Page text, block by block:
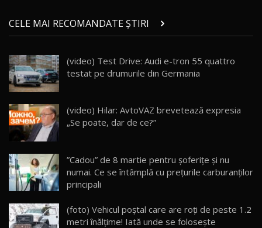
21
Micul BYD Dolphin Surf / Test Drive
AutoBlog.MD
16:59
22
Noua Mazda 6e / Test Drive AutoBlog.MD
26:59
23
Lynk & Co 01 / Test Drive AutoBlog.MD
25:19
24
ZEEKR 009: Cel mai Performant și Confortabil
Van Electric Testat în Moldova / AutoBlog.MD
26:38
25
mai Exclusiv și Puternic Defender Testat în
Moldova
32:21
CELE MAI RECOMANDATE ȘTIRI
(video) Test Drive: Audi e-tron 55 quattro
testat pe drumurile din Germania
(video) Hilar: AvtoVAZ brevetează expresia
„Se poate, dar de ce?”
”Cadou” de 8 martie pentru șoferițe și nu
numai. Ce se întâmplă cu prețurile carburanților
principali
(foto) Vehicul poștal care are roți de peste 1.2
metri înălțime! Iată unde se folosește